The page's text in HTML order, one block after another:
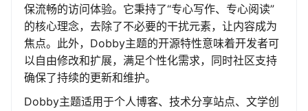
保流畅的访问体验。它秉持了“专心写作、专心阅读”
的核心理念，去除了不必要的干扰元素，让内容成为
焦点。此外，Dobby主题的开源特性意味着开发者可
以自由修改和扩展，满足个性化需求，同时社区支持
确保了持续的更新和维护。
Dobby主题适用于个人博客、技术分享站点、文学创